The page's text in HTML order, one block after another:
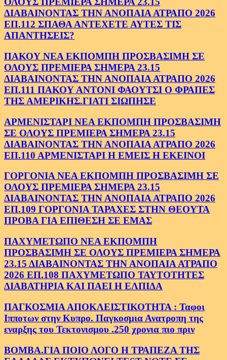
ΔΙΑΒΑΙΝΟΝΤΑΣ ΤΗΝ ΑΝΟΠΑΙΑ ΑΤΡΑΠΟ 2026
ΕΠ.112 ΣΠΑΘΑ ΑΝΤΕΧΕΤΕ ΑΥΤΕΣ ΤΙΣ
ΑΠΑΝΤΗΣΕΙΣ?
ΠΑΚΟΥ ΝΕΑ ΕΚΠΟΜΠΗ ΠΡΟΣΒΑΣΙΜΗ ΣΕ
ΟΛΟΥΣ ΠΡΕΜΙΕΡΑ ΣΗΜΕΡΑ 23.15
ΔΙΑΒΑΙΝΟΝΤΑΣ ΤΗΝ ΑΝΟΠΑΙΑ ΑΤΡΑΠΟ 2026
ΕΠ.111 ΠΑΚΟΥ ΑΝΤΟΝΙ ΦΑΟΥΤΣΙ Ο ΦΡΑΠΕΣ
ΤΗΣ ΑΜΕΡΙΚΗΣ.ΓΙΑΤΙ ΣΙΩΠΗΣΕ
ΑΡΜΕΝΙΣΤΑΡΙ ΝΕΑ ΕΚΠΟΜΠΗ ΠΡΟΣΒΑΣΙΜΗ
ΣΕ ΟΛΟΥΣ ΠΡΕΜΙΕΡΑ ΣΗΜΕΡΑ 23.15
ΔΙΑΒΑΙΝΟΝΤΑΣ ΤΗΝ ΑΝΟΠΑΙΑ ΑΤΡΑΠΟ 2026
ΕΠ.110 ΑΡΜΕΝΙΣΤΑΡΙ Η ΕΜΕΙΣ Η ΕΚΕΙΝΟΙ
ΓΟΡΓΟΝΙΑ ΝΕΑ ΕΚΠΟΜΠΗ ΠΡΟΣΒΑΣΙΜΗ ΣΕ
ΟΛΟΥΣ ΠΡΕΜΙΕΡΑ ΣΗΜΕΡΑ 23.15
ΔΙΑΒΑΙΝΟΝΤΑΣ ΤΗΝ ΑΝΟΠΑΙΑ ΑΤΡΑΠΟ 2026
ΕΠ.109 ΓΟΡΓΟΝΙΑ ΤΑΡΑΧΕΣ ΣΤΗΝ ΘΕΟΥΤΑ
ΠΡΟΒΑ ΓΙΑ ΕΠΙΘΕΣΗ ΣΕ ΕΜΑΣ
ΠΑΧΥΜΕΤΩΠΟ ΝΕΑ ΕΚΠΟΜΠΗ
ΠΡΟΣΒΑΣΙΜΗ ΣΕ ΟΛΟΥΣ ΠΡΕΜΙΕΡΑ ΣΗΜΕΡΑ
23.15 ΔΙΑΒΑΙΝΟΝΤΑΣ ΤΗΝ ΑΝΟΠΑΙΑ ΑΤΡΑΠΟ
2026 ΕΠ.108 ΠΑΧΥΜΕΤΩΠΟ ΤΑΥΤΟΤΗΤΕΣ
ΔΙΑΒΑΤΗΡΙΑ ΚΑΙ ΠΑΕΙ Η ΕΛΠΙΔΑ
ΠΑΓΚΟΣΜΙΑ ΑΠΟΚΛΕΙΣΤΙΚΟΤΗΤΑ : Ταφοι
Ιπποτων στην Κυπρο. Παγκοσμια Ανατροπη της
εναρξης του Τεκτονισμου .250 χρονια πιο πριν
ΒΟΜΒΑ.ΓΙΑ ΠΟΙΟ ΛΟΓΟ Η ΤΡΑΠΕΖΑ ΤΗΣ